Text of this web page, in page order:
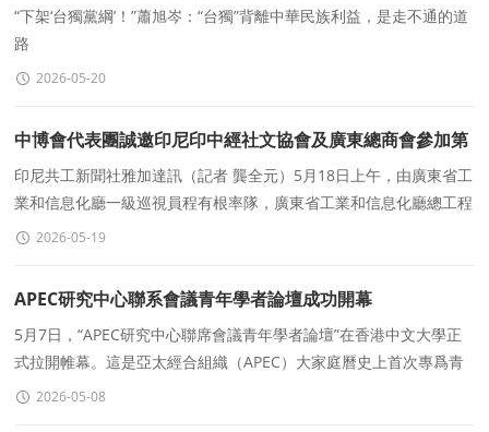
不通的道路
“下架‘台獨黨綱’！”蕭旭岑：“台獨”背離中華民族利益，是走不通的道
路
2026-05-20
中博會代表團誠邀印尼印中經社文協會及廣東總商會參加第
二十一屆中博會
印尼共工新聞社雅加達訊（記者 龔全元）5月18日上午，由廣東省工
業和信息化廳一級巡視員程有根率隊，廣東省工業和信息化廳總工程
師鄒勇兵、廣東省工業和信息化廳融資促進處副處長江
2026-05-19
APEC研究中心聯系會議青年學者論壇成功開幕
5月7日，“APEC研究中心聯席會議青年學者論壇”在香港中文大學正
式拉開帷幕。這是亞太經合組織（APEC）大家庭曆史上首次專爲青
年學者舉辦的學術論壇，列入了“APEC中國年”系列活動。
2026-05-08